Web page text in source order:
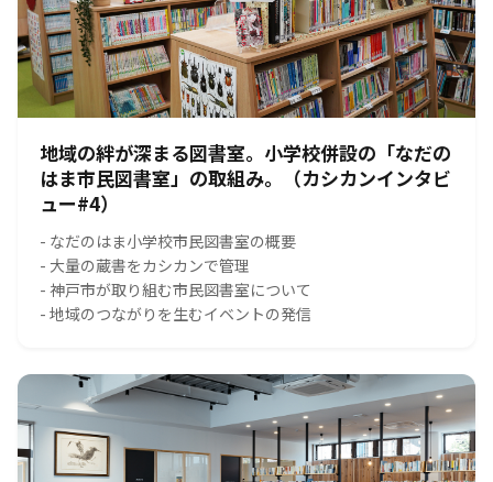
地域の絆が深まる図書室。小学校併設の「なだの
はま市民図書室」の取組み。（カシカンインタビ
ュー#4）
- なだのはま小学校市民図書室の概要
- 大量の蔵書をカシカンで管理
- 神戸市が取り組む市民図書室について
- 地域のつながりを生むイベントの発信